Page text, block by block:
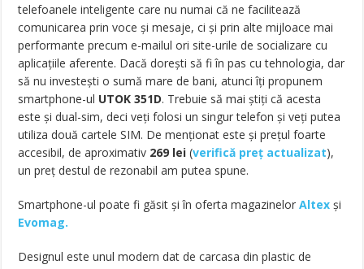
telefoanele inteligente care nu numai că ne facilitează
comunicarea prin voce şi mesaje, ci şi prin alte mijloace mai
performante precum e-mailul ori site-urile de socializare cu
aplicaţiile aferente. Dacă doreşti să fi în pas cu tehnologia, dar
să nu investeşti o sumă mare de bani, atunci îţi propunem
smartphone-ul UTOK 351D. Trebuie să mai ştiţi că acesta
este şi dual-sim, deci veţi folosi un singur telefon şi veţi putea
utiliza două cartele SIM. De menţionat este şi preţul foarte
accesibil, de aproximativ 269 lei (verifică preț actualizat),
un preţ destul de rezonabil am putea spune.
Smartphone-ul poate fi găsit și în oferta magazinelorAltex și
Evomag.
Designul este unul modern dat de carcasa din plastic de